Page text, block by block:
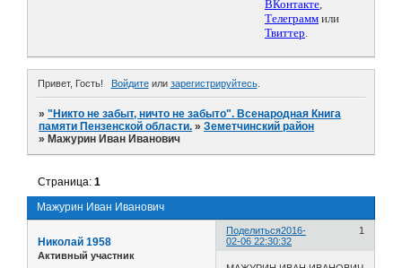
ВКонтакте,
Телеграмм или
Твиттер.
Привет, Гость! Войдитеили зарегистрируйтесь.
»"Никто не забыт, ничто не забыто". Всенародная Книга
памяти Пензенской области. »Земетчинский район
» Мажурин Иван Иванович
Мажурин Иван Иванович
Страница:1
Поделиться 1
2016-
02-06 22:30:32
Николай 1958
Активный участник